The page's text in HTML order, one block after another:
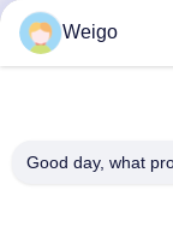
Weigo
Good day, what